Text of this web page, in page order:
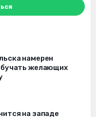
намерен
желающих
на западе